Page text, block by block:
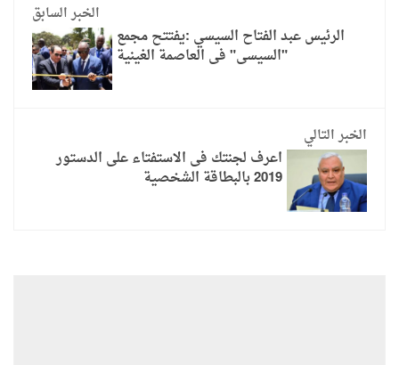
الخبر السابق
الرئيس عبد الفتاح السيسي :يفتتح مجمع
"السيسى" فى العاصمة الغينية
الخبر التالي
اعرف لجنتك فى الاستفتاء على الدستور
2019 بالبطاقة الشخصية